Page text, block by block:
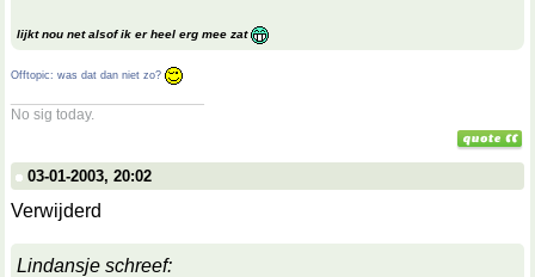
lijkt nou net alsof ik er heel erg mee zat
Offtopic: was dat dan niet zo?
No sig today.
03-01-2003, 20:02
Verwijderd
Lindansje schreef: